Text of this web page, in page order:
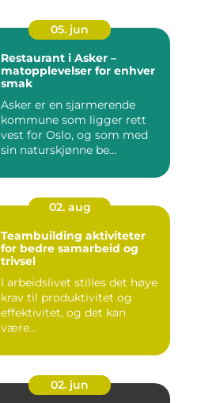
05. jun
Restaurant i Asker –
matopplevelser for enhver
smak
Asker er en sjarmerende
kommune som ligger rett
vest for Oslo, og som med
sin naturskjønne be...
02. aug
Teambuilding aktiviteter
for bedre samarbeid og
trivsel
I arbeidslivet stilles det høye
krav til produktivitet og
effektivitet, og det kan
være...
02. jun